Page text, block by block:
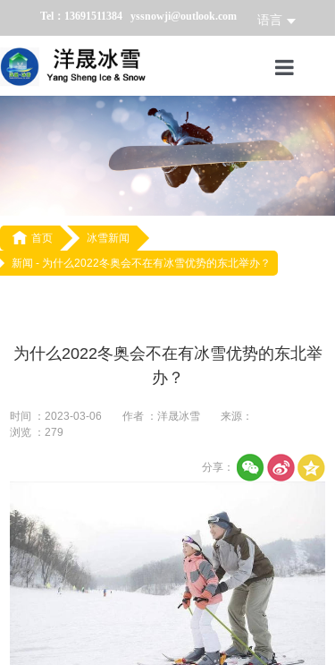
Tel：13691511384 yssnowji@outlook.com 语言
首页
冰雪产品
冰雪业务
 首页
冰雪新闻
新闻 - 为什么2022冬奥会不在有冰雪优势的东北举办？
为什么2022冬奥会不在有冰雪优势的东北举
办？
时间 ：2023-03-06 作者 ：洋晟冰雪
来源：
浏览 ：279
分享：